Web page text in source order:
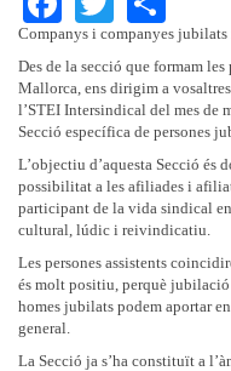
Companys i companyes jubilats
Des de la secció que formam
Mallorca, ens dirigim a
l’STEI Intersindical del mes de
Secció específica de persones
L’objectiu d’aquesta Secció
possibilitat a les afiliades i
participant de la vida sindical
cultural, lúdic i reivindicatiu.
Les persones assistents
és molt positiu, perquè
homes jubilats podem aportar
general.
La Secció ja s’ha constituït a